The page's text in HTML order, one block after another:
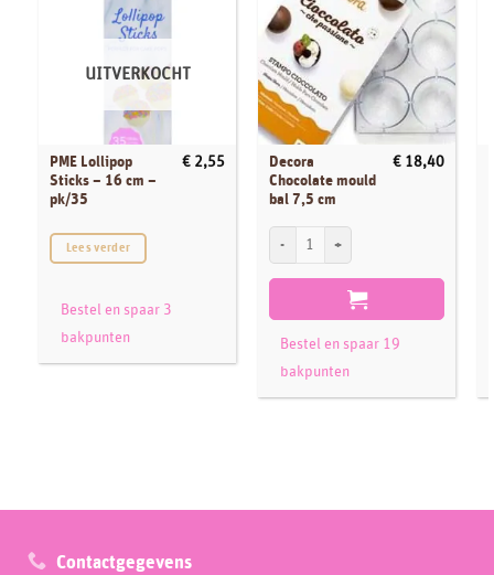
UITVERKOCHT
PME Lollipop
Sticks – 16 cm –
pk/35
€ 2,55
Lees verder
Bestel en spaar 3
bakpunten
Decora
Chocolate mould
bal 7,5 cm
€ 18,40
Decora Chocolate mould bal 7,5 cm
Bestel en spaar 19
bakpunten
Contactgegevens